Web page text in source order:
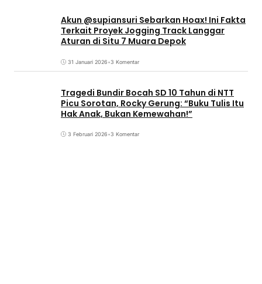
Akun @supiansuri Sebarkan Hoax! Ini Fakta
Terkait Proyek Jogging Track Langgar
Aturan di Situ 7 Muara Depok
31 Januari 2026•3 Komentar
Tragedi Bundir Bocah SD 10 Tahun di NTT
Picu Sorotan, Rocky Gerung: “Buku Tulis Itu
Hak Anak, Bukan Kemewahan!”
3 Februari 2026•3 Komentar